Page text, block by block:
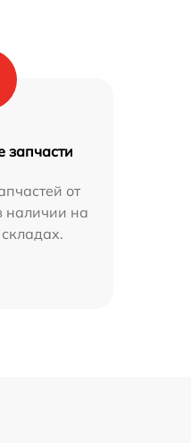
запчасти
от
наличии на